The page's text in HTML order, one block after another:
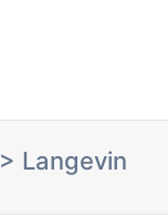
> Langevin